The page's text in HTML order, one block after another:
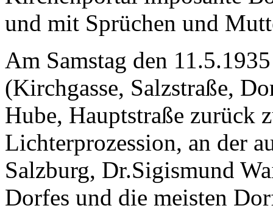
und mit Sprüchen und
Am Samstag den
(Kirchgasse, Salzstraße,
Hube, Hauptstraße zurück
Lichterprozession, an der
Salzburg, Dr.Sigismund
Dorfes und die meisten